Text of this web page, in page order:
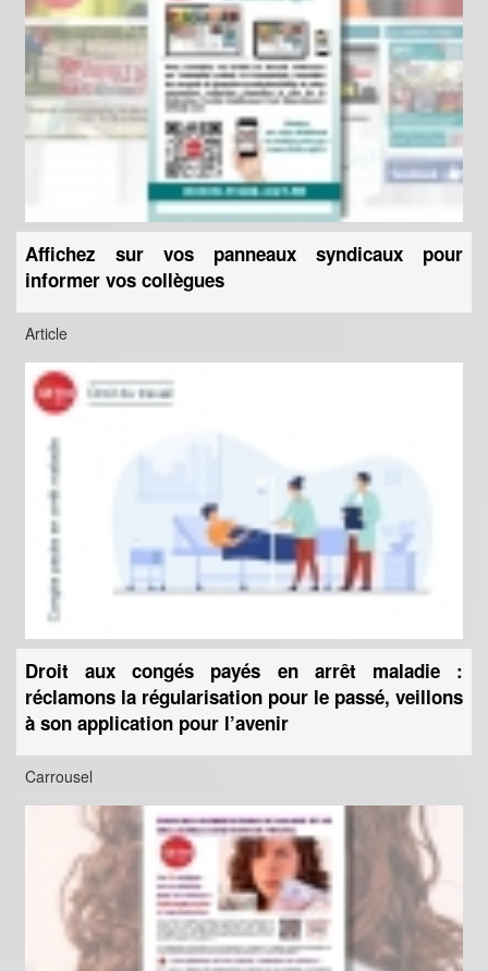
Affichez sur vos panneaux syndicaux pour
informer vos collègues
Article
Droit aux congés payés en arrêt maladie :
réclamons la régularisation pour le passé, veillons
à son application pour l’avenir
Carrousel